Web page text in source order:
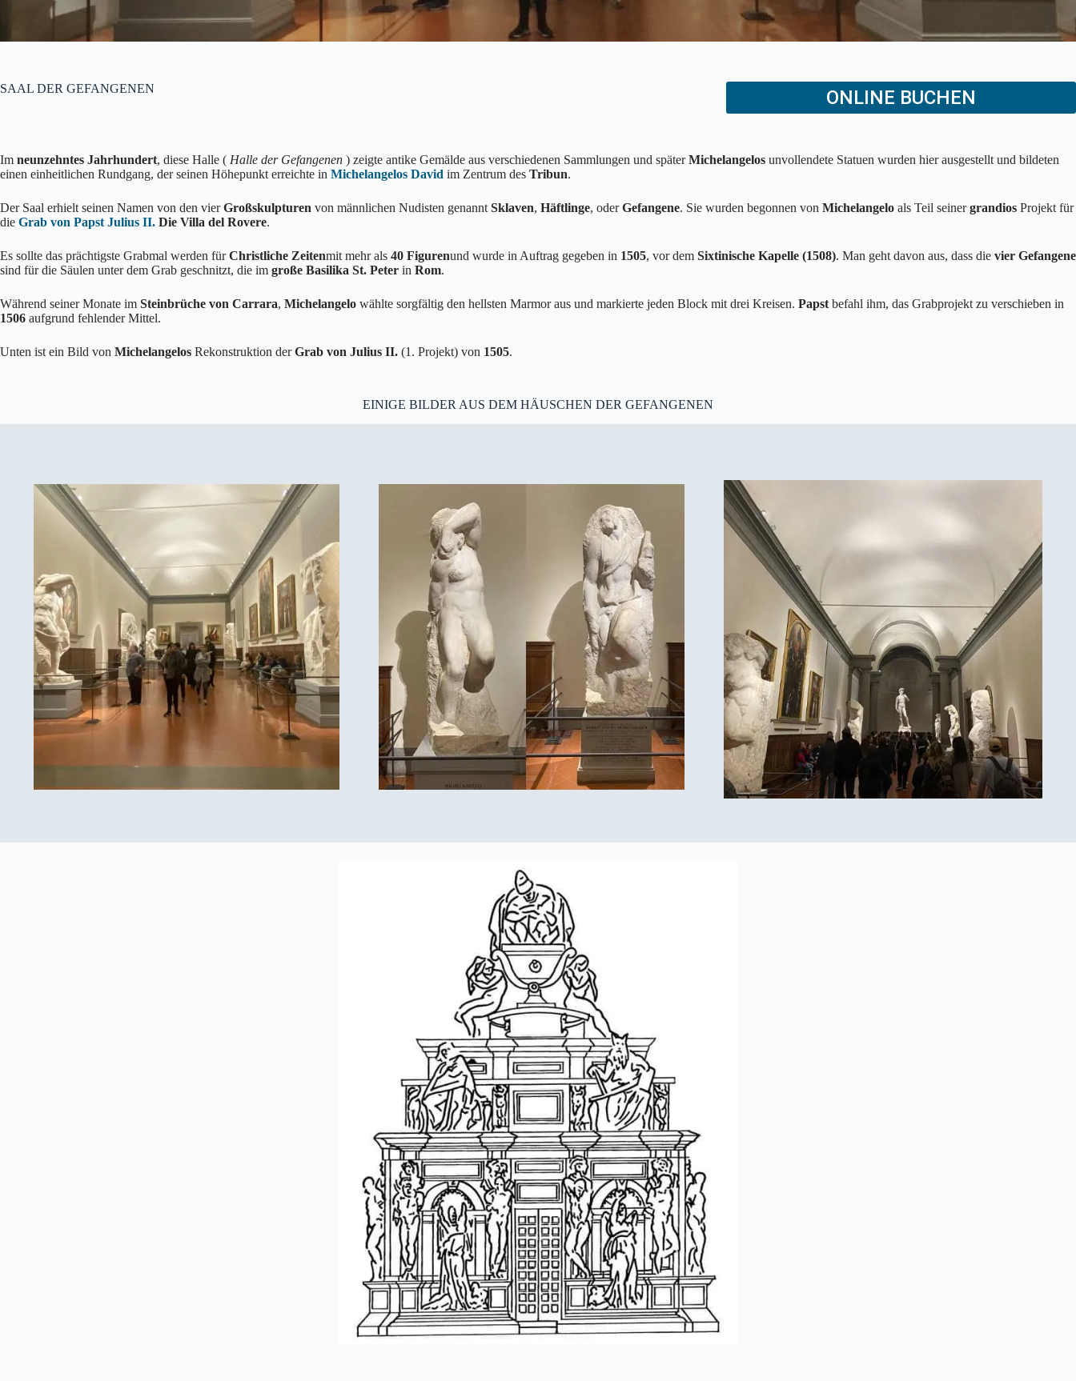
SAAL DER GEFANGENEN ONLINE BUCHEN
Im neunzehntes Jahrhundert, diese Halle ( Halle der Gefangenen ) zeigte antike Gemälde aus verschiedenen Sammlungen und späterMichelangelos unvollendete Statuen wurden hier ausgestellt und bildeten
einen einheitlichen Rundgang, der seinen Höhepunkt erreichte in Michelangelos David im Zentrum des Tribun.
Der Saal erhielt seinen Namen von den vierGroßskulpturen von männlichen Nudisten genannt Sklaven, Häftlinge, oderGefangene. Sie wurden begonnen von Michelangelo als Teil seinergrandios Projekt für
die Grab von Papst Julius II. Die Villa del Rovere.
Es sollte das prächtigste Grabmal werden fürChristliche Zeitenmit mehr als 40 Figurenund wurde in Auftrag gegeben in 1505, vor dem Sixtinische Kapelle (1508). Man geht davon aus, dass die vier Gefangene
sind für die Säulen unter dem Grab geschnitzt, die im große Basilika St. Peter in Rom.
Während seiner Monate im Steinbrüche von Carrara, Michelangelo wählte sorgfältig den hellsten Marmor aus und markierte jeden Block mit drei Kreisen. Papst befahl ihm, das Grabprojekt zu verschieben in
1506 aufgrund fehlender Mittel.
Unten ist ein Bild von Michelangelos Rekonstruktion derGrab von Julius II. (1. Projekt) von 1505.
EINIGE BILDER AUS DEM HÄUSCHEN DER GEFANGENEN